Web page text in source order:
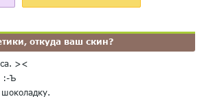
откуда ваш скин?
><
:-Ъ